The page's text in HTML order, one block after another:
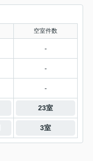
空室件数
-
-
-
23室
3室